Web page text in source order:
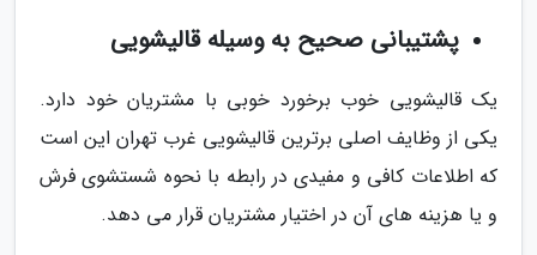
پشتیبانی صحیح به وسیله قالیشویی
یک قالیشویی خوب برخورد خوبی با مشتریان خود دارد.
یکی از وظایف اصلی برترین قالیشویی غرب تهران این است
که اطلاعات کافی و مفیدی در رابطه با نحوه شستشوی فرش
و یا هزینه های آن در اختیار مشتریان قرار می دهد.